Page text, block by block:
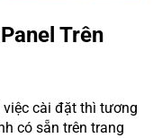
Trên
việc cài đặt thì tương
có sẵn trên trang